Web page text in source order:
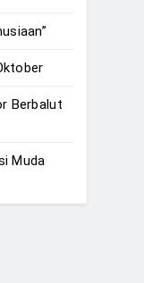
Berbalut
Muda